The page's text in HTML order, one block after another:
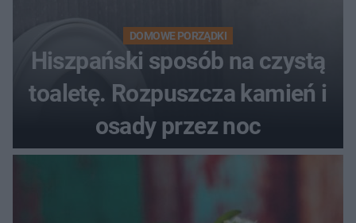
DOMOWE PORZĄDKI
Hiszpański sposób na czystą
toaletę. Rozpuszcza kamień i
osady przez noc